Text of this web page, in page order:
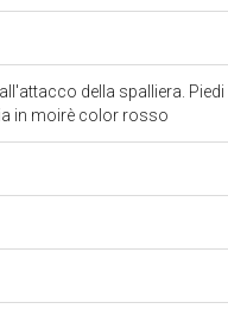
della spalliera.
in moirè color rosso